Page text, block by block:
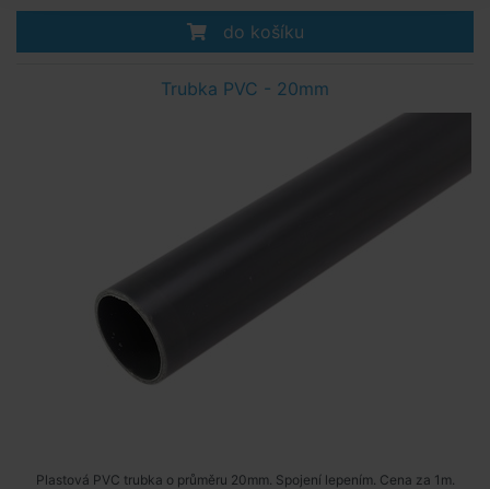
do košíku
Trubka PVC - 20mm
Plastová PVC trubka o průměru 20mm. Spojení lepením. Cena za 1m.